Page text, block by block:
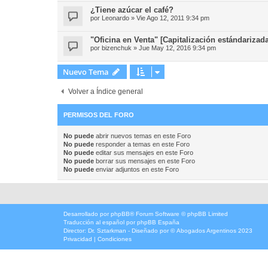
¿Tiene azúcar el café?
por Leonardo » Vie Ago 12, 2011 9:34 pm
"Oficina en Venta" [Capitalización
por bizenchuk » Jue May 12, 2016 9:34 pm
Nuevo Tema
Volver a Índice general
PERMISOS DEL FORO
No puede abrir nuevos temas en este Foro
No puede responder a temas en este Foro
No puede editar sus mensajes en este Foro
No puede borrar sus mensajes en este Foro
No puede enviar adjuntos en este Foro
Desarrollado por phpBB® Forum Software © phpBB Limited
Traducción al español por phpBB España
Director: Dr. Sztarkman - Diseñado por ©Abogados Argentinos 2023
Privacidad | Condiciones